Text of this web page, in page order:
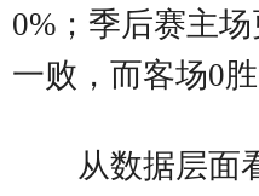
0%；季后赛主
一败，而客场0
从数据层面